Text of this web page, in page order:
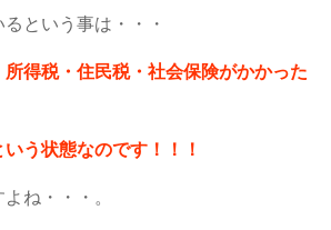
という事は・・・
得税・住民税・社会保険がかかった
う状態なのです！！！
ね・・・。